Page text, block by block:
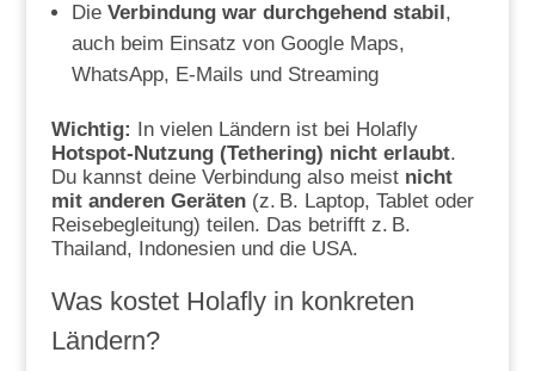
Die Verbindung war durchgehend stabil,
auch beim Einsatz von Google Maps,
WhatsApp, E-Mails und Streaming
Wichtig: In vielen Ländern ist bei Holafly
Hotspot-Nutzung (Tethering) nicht erlaubt.
Du kannst deine Verbindung also meist nicht
mit anderen Geräten(z. B. Laptop, Tablet oder
Reisebegleitung) teilen. Das betrifft z. B.
Thailand, Indonesien und die USA.
Was kostet Holafly in konkreten
Ländern?